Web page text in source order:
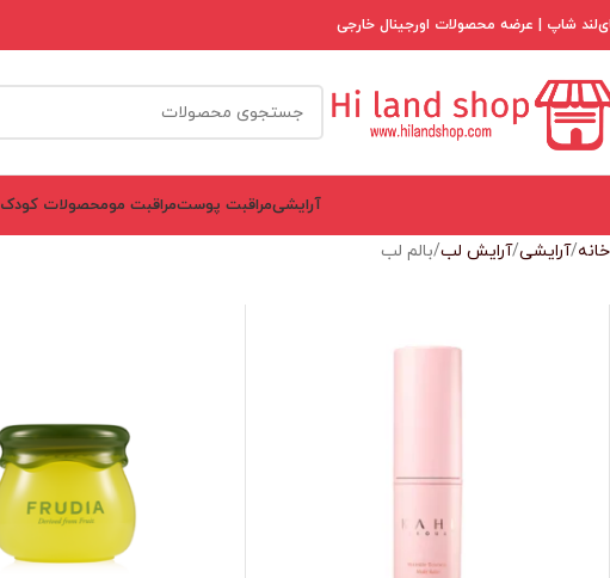
شاپ | عرضه محصولات اورجینال خارجی
آرایشیمراقبت پوستمراقبت مومحصولات کودک
خانه آرایشی آرایش لب بالم لب